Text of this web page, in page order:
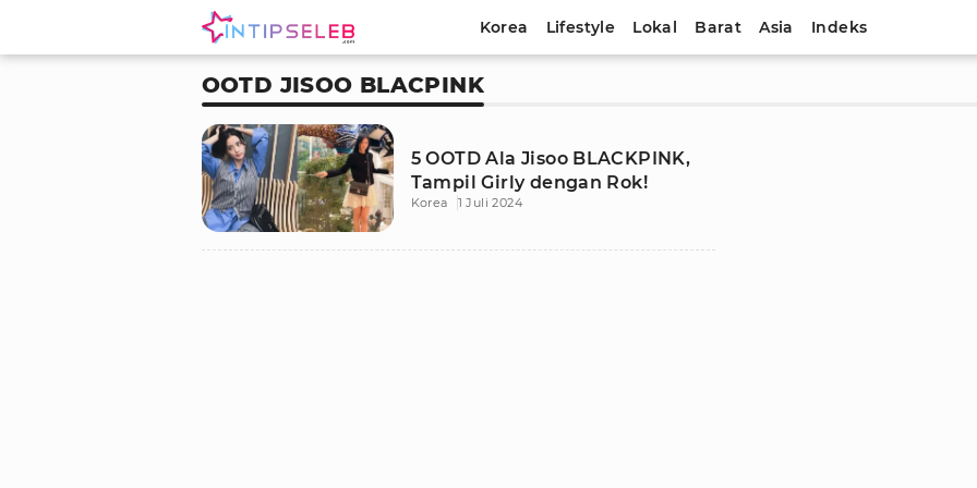
Korea Lifestyle Lokal Barat Asia Indeks
OOTD JISOO BLACPINK
5 OOTD Ala Jisoo BLACKPINK,
Tampil Girly dengan Rok!
Korea 1 Juli 2024